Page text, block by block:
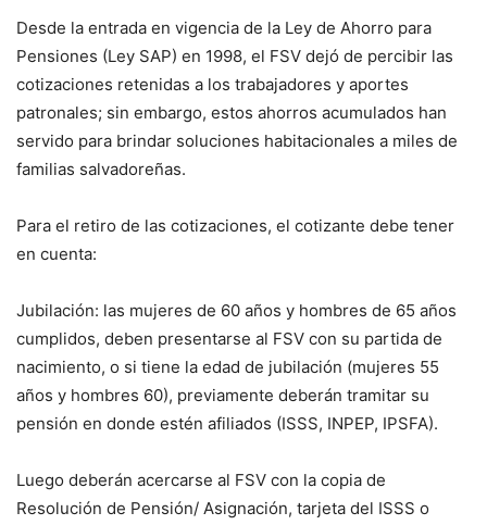
Desde la entrada en vigencia de la Ley de Ahorro para
Pensiones (Ley SAP) en 1998, el FSV dejó de percibir las
cotizaciones retenidas a los trabajadores y aportes
patronales; sin embargo, estos ahorros acumulados han
servido para brindar soluciones habitacionales a miles de
familias salvadoreñas.
Para el retiro de las cotizaciones, el cotizante debe tener
en cuenta:
Jubilación: las mujeres de 60 años y hombres de 65 años
cumplidos, deben presentarse al FSV con su partida de
nacimiento, o si tiene la edad de jubilación (mujeres 55
años y hombres 60), previamente deberán tramitar su
pensión en donde estén afiliados (ISSS, INPEP, IPSFA).
Luego deberán acercarse al FSV con la copia de
Resolución de Pensión/ Asignación, tarjeta del ISSS o